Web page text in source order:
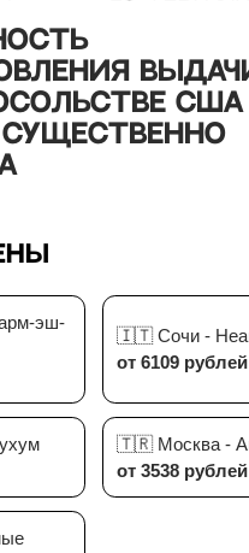
США
эш-
🇮🇹 Сочи -
от 6109 рублей
🇹🇷 Москва -
от 3538 рублей